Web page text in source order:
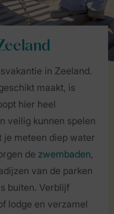
in Zeeland.
maakt, is
hier heel
veilig kunnen spelen
je meteen diep water
de zwembaden,
van de parken
buiten. Verblijf
lodge en verzamel